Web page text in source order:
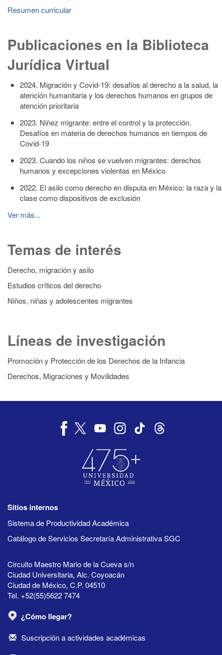
Resumen curricular
Publicaciones en la Biblioteca
Jurídica Virtual
2024. Migración y Covid-19: desafíos al derecho a la salud, la
atención humanitaria y los derechos humanos en grupos de
atención prioritaria
2023. Niñez migrante: entre el control y la protección.
Desafíos en materia de derechos humanos en tiempos de
Covid-19
2023. Cuando los niños se vuelven migrantes: derechos
humanos y excepciones violentas en México
2022. El asilo como derecho en disputa en México: la raza y la
clase como dispositivos de exclusión
Ver más...
Temas de interés
Derecho, migración y asilo
Estudios críticos del derecho
Niños, niñas y adolescentes migrantes
Líneas de investigación
Promoción y Protección de los Derechos de la Infancia
Derechos, Migraciones y Movilidades
Sitios internos
Sistema de Productividad Académica
Catálogo de Servicios Secretaría Administrativa SGC
Circuito Maestro Mario de la Cueva s/n
Ciudad Universitaria, Alc. Coyoacán
Ciudad de México, C.P. 04510
Tel. +52(55)5622 7474
¿Cómo llegar?
Suscripción a actividades académicas